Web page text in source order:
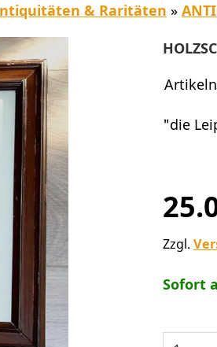
& Raritäten »
"die
Zzgl.
Sofort